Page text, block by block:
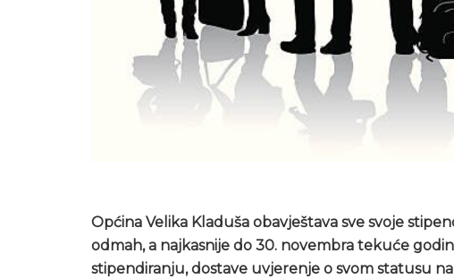
Općina Velika Kladuša obavještava sve svoje
odmah, a najkasnije do 30. novembra tekuće
stipendiranju, dostave uvjerenje o svom statusu